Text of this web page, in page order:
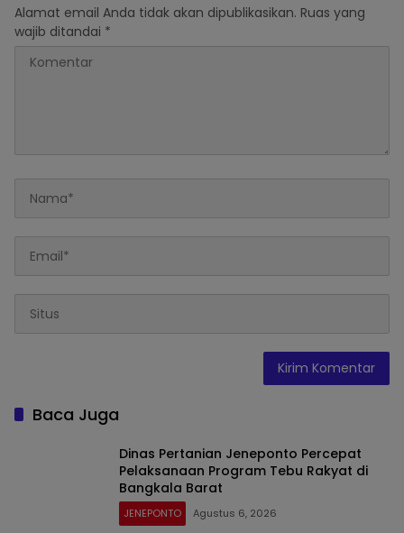
Alamat email Anda tidak akan dipublikasikan. Ruas yang
wajib ditandai *
Baca Juga
Dinas Pertanian Jeneponto Percepat
Pelaksanaan Program Tebu Rakyat di
Bangkala Barat
JENEPONTO Agustus 6, 2026